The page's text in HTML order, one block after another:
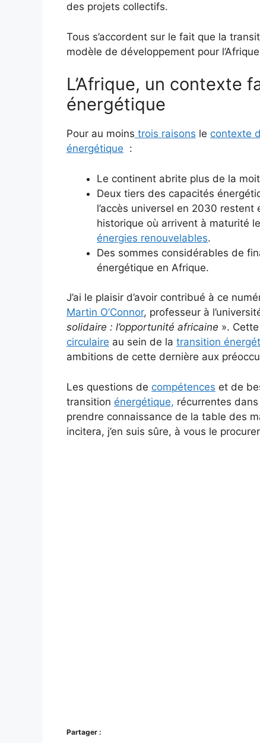
des projets collectifs.
Tous s’accordent sur le fait que la
modèle de développement pour
L’Afrique, un contexte
énergétique
Pour au moins trois raisons le contexte
énergétique :
Le continent abrite plus de la
Deux tiers des capacités
l’accès universel en 2030
historique où arrivent à maturité
énergies renouvelables.
Des sommes considérables de
énergétique en Afrique.
J’ai le plaisir d’avoir contribué à ce
Martin O’Connor, professeur à
solidaire : l’opportunité africaine ».
circulaire au sein de la transition
ambitions de cette dernière aux
Les questions de compétences et de
transition énergétique, récurrentes
prendre connaissance de la table des
incitera, j’en suis sûre, à vous le
Partager :